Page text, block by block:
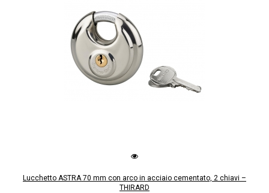
Lucchetto ASTRA 70 mm con arco in acciaio cementato, 2 chiavi –
THIRARD